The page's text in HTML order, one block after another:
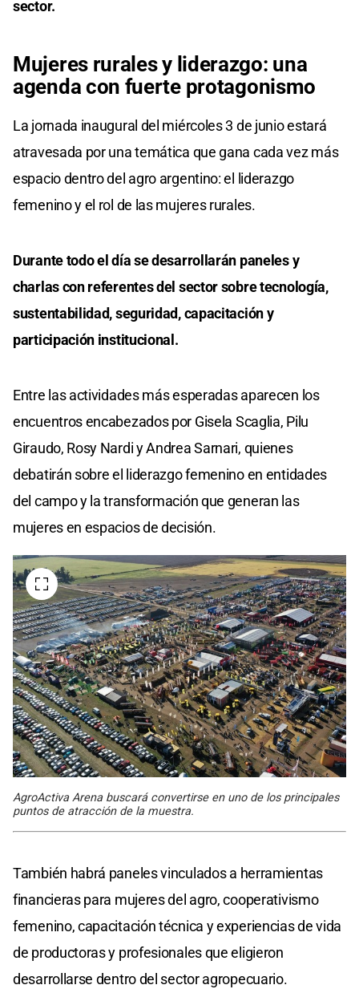
sector.
Mujeres rurales y liderazgo: una
agenda con fuerte protagonismo
La jornada inaugural del miércoles 3 de junio estará
atravesada por una temática que gana cada vez más
espacio dentro del agro argentino: el liderazgo
femenino y el rol de las mujeres rurales.
Durante todo el día se desarrollarán paneles y
charlas con referentes del sector sobre tecnología,
sustentabilidad, seguridad, capacitación y
participación institucional.
Entre las actividades más esperadas aparecen los
encuentros encabezados por Gisela Scaglia, Pilu
Giraudo, Rosy Nardi y Andrea Sarnari, quienes
debatirán sobre el liderazgo femenino en entidades
del campo y la transformación que generan las
mujeres en espacios de decisión.
AgroActiva Arena buscará convertirse en uno de los principales
puntos de atracción de la muestra.
También habrá paneles vinculados a herramientas
financieras para mujeres del agro, cooperativismo
femenino, capacitación técnica y experiencias de vida
de productoras y profesionales que eligieron
desarrollarse dentro del sector agropecuario.